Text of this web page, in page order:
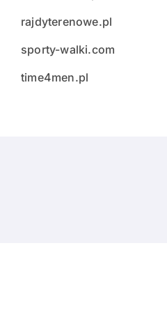
rajdyterenowe.pl
sporty-walki.com
time4men.pl